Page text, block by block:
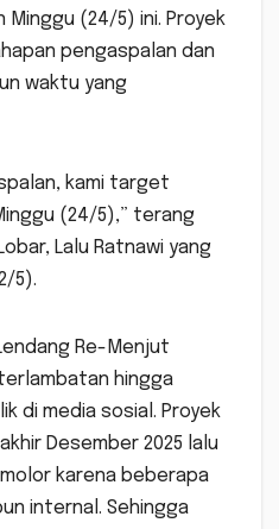
Minggu (24/5) ini. Proyek
pengaspalan dan
waktu yang
kami target
(24/5),” terang
Lalu Ratnawi yang
5).
Re-Menjut
hingga
di media sosial. Proyek
Desember 2025 lalu
karena beberapa
internal. Sehingga